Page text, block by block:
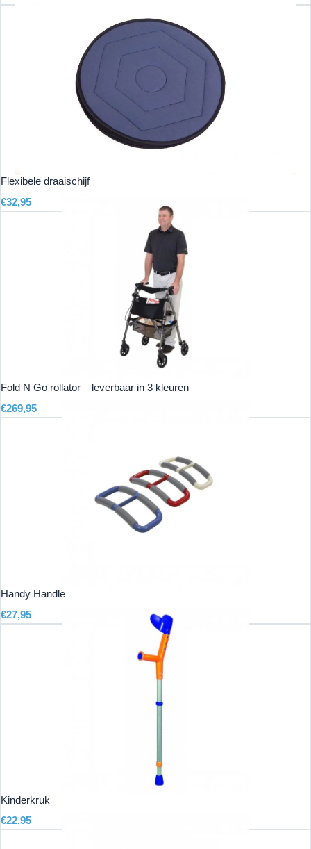
Flexibele draaischijf
€32,95
Fold N Go rollator – leverbaar in 3 kleuren
€269,95
Handy Handle
€27,95
Kinderkruk
€22,95